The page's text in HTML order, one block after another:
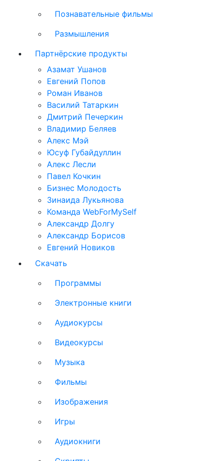
Познавательные фильмы
Размышления
Партнёрские продукты
Азамат Ушанов
Евгений Попов
Роман Иванов
Василий Татаркин
Дмитрий Печеркин
Владимир Беляев
Алекс Мэй
Юсуф Губайдуллин
Алекс Лесли
Павел Кочкин
Бизнес Молодость
Зинаида Лукьянова
Команда WebForMySelf
Александр Долгу
Александр Борисов
Евгений Новиков
Скачать
Программы
Электронные книги
Аудиокурсы
Видеокурсы
Музыка
Фильмы
Изображения
Игры
Аудиокниги